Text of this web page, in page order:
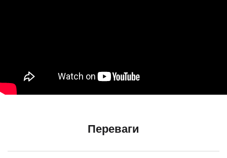
Переваги